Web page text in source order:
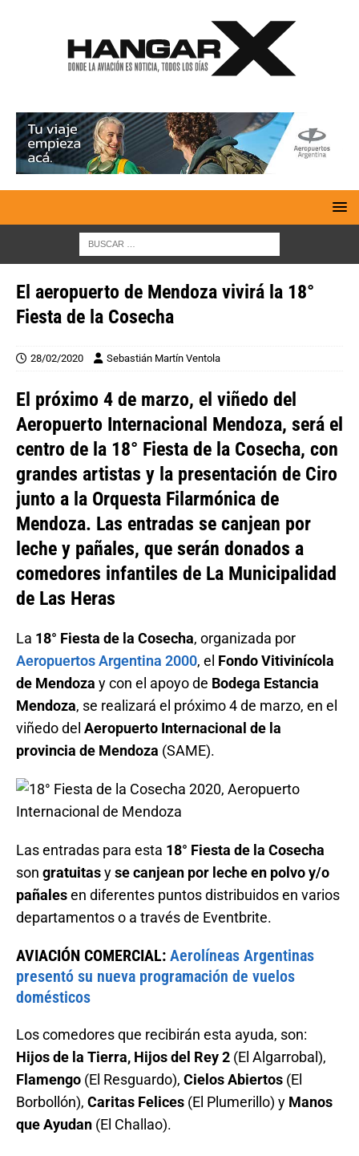
El aeropuerto de Mendoza vivirá la 18°
Fiesta de la Cosecha
28/02/2020 Sebastián Martín Ventola
El próximo 4 de marzo, el viñedo del
Aeropuerto Internacional Mendoza, será el
centro de la 18° Fiesta de la Cosecha, con
grandes artistas y la presentación de Ciro
junto a la Orquesta Filarmónica de
Mendoza. Las entradas se canjean por
leche y pañales, que serán donados a
comedores infantiles de La Municipalidad
de Las Heras
La 18° Fiesta de la Cosecha, organizada por
Aeropuertos Argentina 2000, el Fondo Vitivinícola
de Mendoza y con el apoyo de Bodega Estancia
Mendoza, se realizará el próximo 4 de marzo, en el
viñedo del Aeropuerto Internacional de la
provincia de Mendoza (SAME).
Las entradas para esta 18° Fiesta de la Cosecha
son gratuitasyse canjean por leche en polvo y/o
pañalesen diferentes puntos distribuidos en varios
departamentos o a través de Eventbrite.
AVIACIÓN COMERCIAL: Aerolíneas Argentinas
presentó su nueva programación de vuelos
domésticos
Los comedores que recibirán esta ayuda, son:
Hijos de la Tierra, Hijos del Rey 2 (El Algarrobal),
Flamengo (El Resguardo), Cielos Abiertos (El
Borbollón), Caritas Felices (El Plumerillo) y Manos
que Ayudan (El Challao).